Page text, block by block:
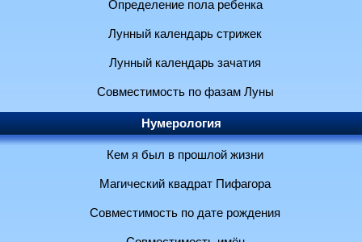
Определение пола ребенка
Лунный календарь стрижек
Лунный календарь зачатия
Совместимость по фазам Луны
Нумерология
Кем я был в прошлой жизни
Магический квадрат Пифагора
Совместимость по дате рождения